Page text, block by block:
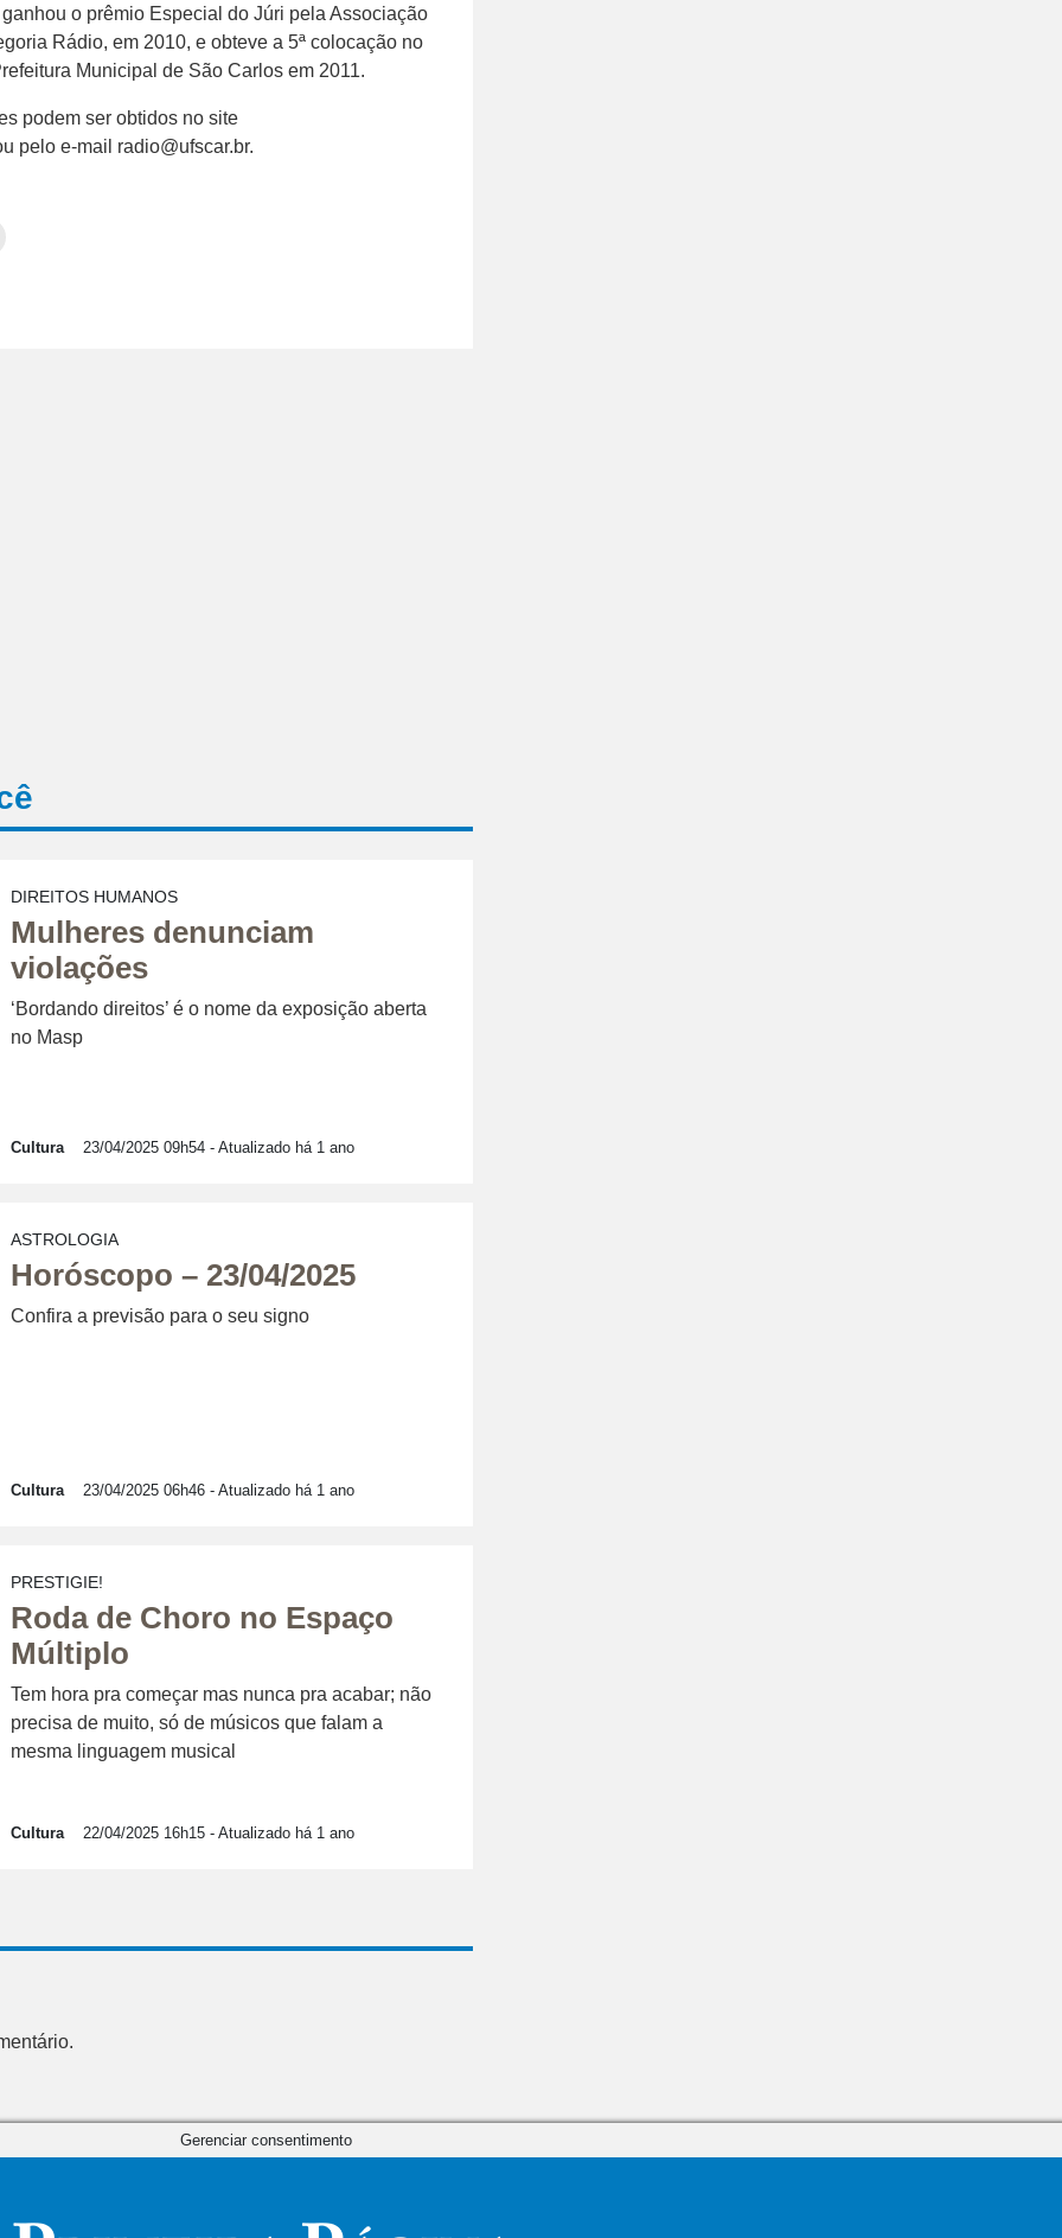
o prêmio Especial do Júri pela Associação
Rádio, em 2010, e obteve a 5ª colocação no
Municipal de São Carlos em 2011.
podem ser obtidos no site
pelo e-mail radio@ufscar.br.
DIREITOS HUMANOS
Mulheres denunciam
violações
‘Bordando direitos’ é o nome da exposição aberta
no Masp
Cultura 23/04/2025 09h54 - Atualizado há 1 ano
ASTROLOGIA
Horóscopo – 23/04/2025
Confira a previsão para o seu signo
Cultura 23/04/2025 06h46 - Atualizado há 1 ano
PRESTIGIE!
Roda de Choro no Espaço
Múltiplo
Tem hora pra começar mas nunca pra acabar; não
precisa de muito, só de músicos que falam a
mesma linguagem musical
Cultura 22/04/2025 16h15 - Atualizado há 1 ano
Gerenciar consentimento